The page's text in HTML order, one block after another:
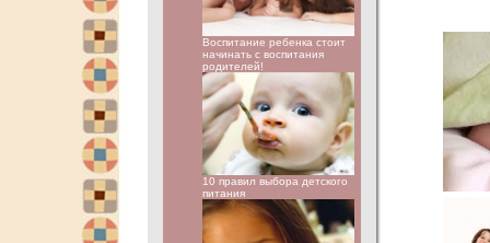
Воспитание ребенка стоит
начинать с воспитания
родителей!
10 правил выбора детского
питания